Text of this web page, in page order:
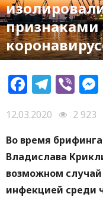
признаками
12.03.2020
2 923
Во время
Владислава
возможном
инфекцией среди